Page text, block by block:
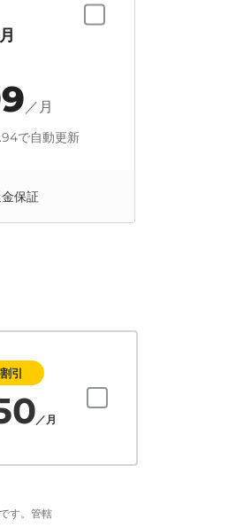
／月
で自動更新
保証
引
／月
す。管轄